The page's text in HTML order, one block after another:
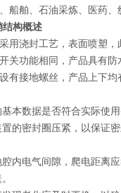
船舶、石油采炼、医药、
结构概述
用浇封工艺，表面喷塑
关功能相同，产品具有
有接地螺丝，产品上下
本数据是否符合实际使
的密封圈压紧，以保证
电气间隙，爬电距离应